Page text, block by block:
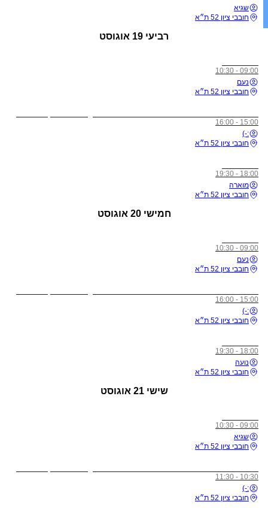
שגיא
חובבי ציון 52 ת״א
רביעי 19 אוגוסט
09:00 - 10:30
נעם
חובבי ציון 52 ת״א
15:00 - 16:00
:-)
חובבי ציון 52 ת״א
18:00 - 19:30
מוארה
חובבי ציון 52 ת״א
חמישי 20 אוגוסט
09:00 - 10:30
נעם
חובבי ציון 52 ת״א
15:00 - 16:00
:-)
חובבי ציון 52 ת״א
18:00 - 19:30
נועה
חובבי ציון 52 ת״א
שישי 21 אוגוסט
09:00 - 10:30
שגיא
חובבי ציון 52 ת״א
10:30 - 11:30
:-)
חובבי ציון 52 ת״א